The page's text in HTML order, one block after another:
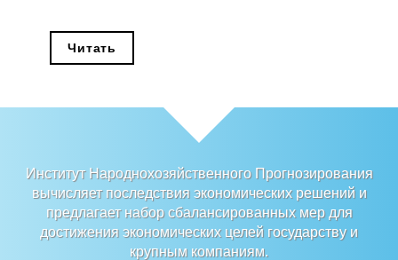
Общие требования
Стандарты оформления
Научные труды
О журнале
Читать
Институт Народнохозяйственного Прогнозирования
вычисляет последствия экономических решений и
предлагает набор сбалансированных мер для
достижения экономических целей государству и
крупным компаниям.